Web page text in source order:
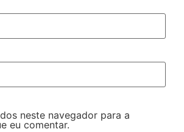
neste navegador para a
eu comentar.